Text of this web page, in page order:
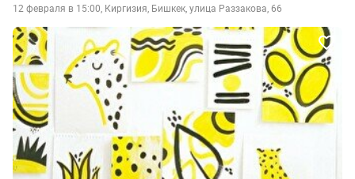
12 февраля в 15:00, Киргизия, Бишкек, улица Раззакова, 66